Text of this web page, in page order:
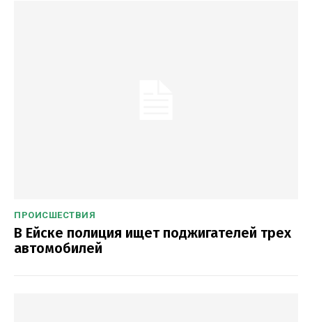
ПРОИСШЕСТВИЯ
В Ейске полиция ищет поджигателей трех
автомобилей